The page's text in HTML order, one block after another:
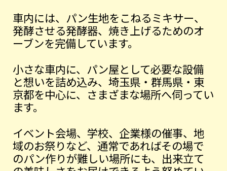
車内には、パン生地をこねるミキサー、
発酵させる発酵器、焼き上げるためのオ
ーブンを完備しています。
小さな車内に、パン屋として必要な設備
と想いを詰め込み、埼玉県・群馬県・東
京都を中心に、さまざまな場所へ伺ってい
ます。
イベント会場、学校、企業様の催事、地
域のお祭りなど、通常であればその場で
のパン作りが難しい場所にも、出来立て